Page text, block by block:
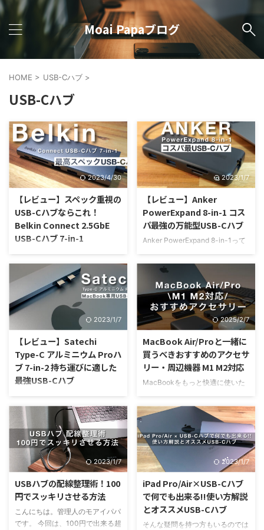
Moai Papaブログ
HOME > USB-Cハブ >
USB-Cハブ
2023/4/30
【レビュー】スペック重視の
USB-Cハブならこれ！
Belkin Connect 2.5GbE
USB-Cハブ 7-in-1
Belkin Connect USB-Cハブ 7-
in-1って実際のところどうなの？
他のケーブル型USB-Cハブと比
べるとどんな特徴があるの？
SatechiやAnkerのUSB-Cハブよ
りもおすすめ？ そんな疑問をお
持ちの方にドッキングステーショ
いるケーブル型USB-Cハブ
Belkin Connect 2.5GbE USB-C
ハブ 7-in-1のレビューを行って
いきます。 記事の信頼性 本業
は、半導体を作るための製造装置
を設計しているエンジニア。 普
段から半導体に関 ...
2023/1/7
【レビュー】Anker
PowerExpand 8-in-1 コス
パ最強の万能型USB-Cハブ
Anker PowerExpand 8-in-1って
ブル型USB-Cハブと比べるとど
んな特徴がある？Satechiの
USB-Cハブよりもおすすめ？ そ
んな疑問をお持ちの方は必見！
この記事では、ケーブル型USB-
CハブAnker PowerExpand 8-in-
す。 記事の信頼性 本業は、半導
体を作るための製造装置を設計し
ているエンジニアです。普段から
半導体に関わる仕事をしているの
ジェットを紹介していきます。
Sa ...
2023/1/7
【レビュー】Satechi
Type-C アルミニウム Proハ
ブ 7-in-2 持ち運びに適した
最強USB-Cハブ
MacBook用の一体型USB-Cハブ
って実際どうなの？ケーブル型
USB-Cハブと比べるとどんなメ
リットがある？Satechiの一体型
USB-Cハブは良い商品？ そんな
疑問をお持ちの方は必見！ この
記事では、一体型USB-Cハブ
Satechi Type-C アルミニウム
Proハブ 7-in-2の詳細レビューを
行なっています。 記事の信頼性
本業は、半導体を作るための製造
装置を設計しているエンジニアで
2025/2/7
MacBook Air/Proと一緒に
買うべきおすすめのアクセサ
リー・周辺機器 M1 M2対応
MacBookをもっと快適に使いた
い気がする MacBookは単体でも
本当に素晴らしい製品ですが、周
辺アクセサリーを使用することで
よりMacBookの良さが活かせま
す。 私は10年以上MacBookを使
用しており、購入当初は単体で使
えていくうちに劇的に作業性が良
くなることに気づきました。
MacBook用に使ってきた周辺機
器の一部 今では、どんな状況で
2023/1/7
USBハブの配線整理術！100
円でスッキリさせる方法
こんにちは。管理人のモアイパパ
です。 今回は、100円で出来る超
2023/1/7
iPad Pro/Air×USB-Cハブ
で何でも出来る!!使い方解説
とオススメUSB-Cハブ
そんな疑問を持つ方もいるのでは